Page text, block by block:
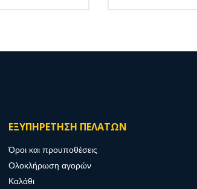
ΕΞΥΠΗΡΕΤΗΣΗ ΠΕΛΑΤΩΝ
Όροι και προυποθέσεις
Ολοκλήρωση αγορών
Καλάθι